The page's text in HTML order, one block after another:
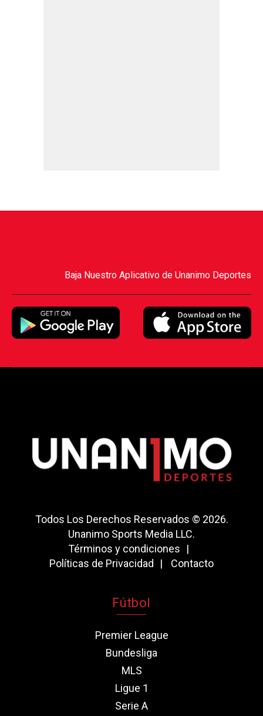
Baja Nuestro Aplicativo de Unanimo Deportes
Todos Los Derechos Reservados © 2026.
Unanimo Sports Media LLC.
Términos y condiciones
Políticas de Privacidad
Contacto
Fútbol
Premier League
Bundesliga
MLS
Ligue 1
Serie A